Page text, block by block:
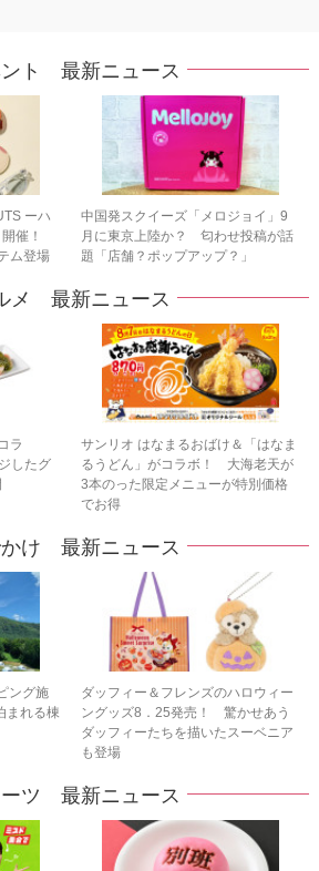
ント 最新ニュース
ーハ
開催！
ム登場
中国発スクイーズ「メロジョイ」9
月に東京上陸か？ 匂わせ投稿が話
題「店舗？ポップアップ？」
メ 最新ニュース
ラ
したグ
サンリオ はなまるおばけ＆「はなま
るうどん」がコラボ！ 大海老天が
3本のった限定メニューが特別価格
でお得
け 最新ニュース
ング施
まれる棟
ダッフィー＆フレンズのハロウィー
ングッズ8．25発売！ 驚かせあう
ダッフィーたちを描いたスーベニア
も登場
ーツ 最新ニュース